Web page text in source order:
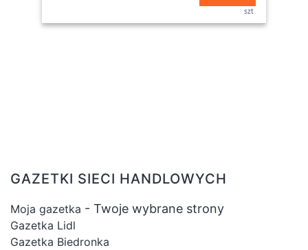
szt
GAZETKI SIECI HANDLOWYCH
Moja gazetka - Twoje wybrane strony
Gazetka Lidl
Gazetka Biedronka